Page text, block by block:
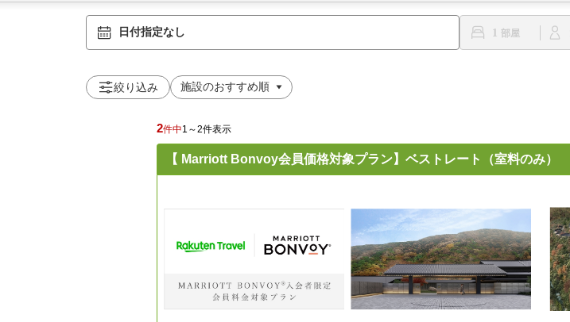
日付指定なし 1
絞り込み
2件中1～2件表示
【 Marriott Bonvoy会員価格対象プラン】ベストレート（室料のみ）